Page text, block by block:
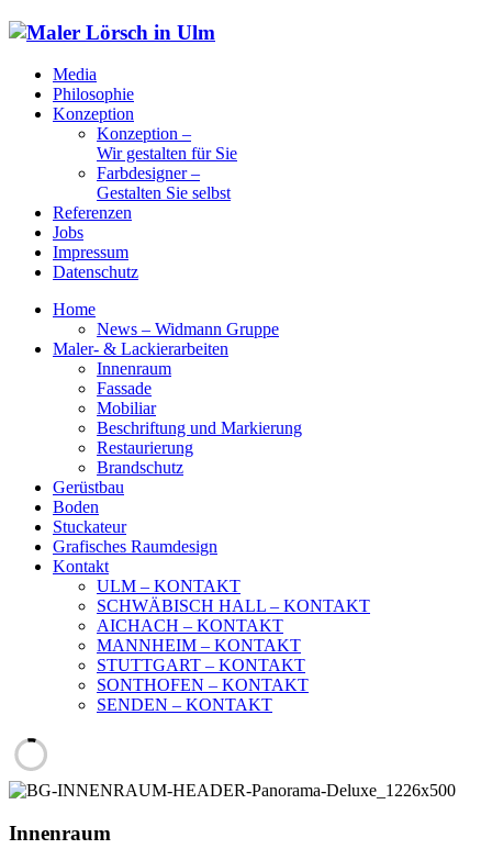
Media
Philosophie
Konzeption
Konzeption –
Wir gestalten für Sie
Farbdesigner –
Gestalten Sie selbst
Referenzen
Jobs
Impressum
Datenschutz
Home
News – Widmann Gruppe
Maler- & Lackierarbeiten
Innenraum
Fassade
Mobiliar
Beschriftung und Markierung
Restaurierung
Brandschutz
Gerüstbau
Boden
Stuckateur
Grafisches Raumdesign
Kontakt
ULM – KONTAKT
SCHWÄBISCH HALL – KONTAKT
AICHACH – KONTAKT
MANNHEIM – KONTAKT
STUTTGART – KONTAKT
SONTHOFEN – KONTAKT
SENDEN – KONTAKT
Innenraum